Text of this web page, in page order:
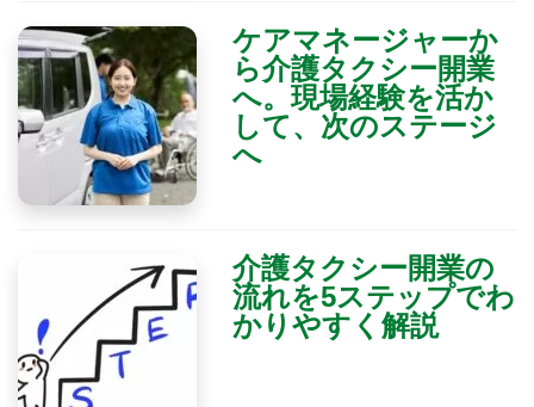
ケアマネージャーか
ら介護タクシー開業
へ。現場経験を活か
して、次のステージ
へ
介護タクシー開業の
流れを5ステップでわ
かりやすく解説